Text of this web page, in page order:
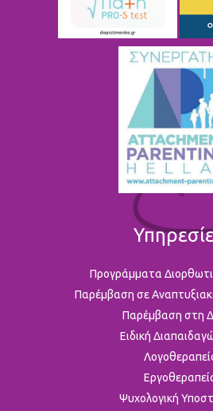
Προγράμματα
Παρέμβαση σε
Παρέμβαση στη
Ειδική
Ψυχολογική